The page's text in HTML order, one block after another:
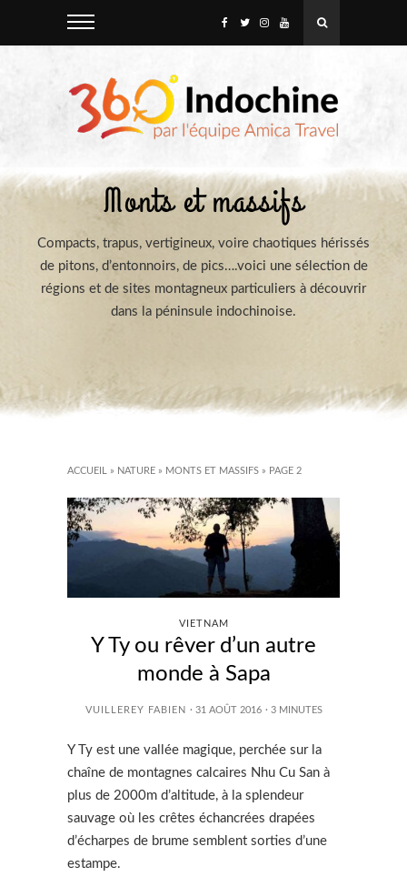
Monts et massifs
Compacts, trapus, vertigineux, voire chaotiques hérissés
de pitons, d’entonnoirs, de pics….voici une sélection de
régions et de sites montagneux particuliers à découvrir
dans la péninsule indochinoise.
ACCUEIL » NATURE » MONTS ET MASSIFS » PAGE 2
VIETNAM
Y Ty ou rêver d’un autre
monde à Sapa
VUILLEREY FABIEN · 31 AOÛT 2016 · 3 MINUTES
Y Ty est une vallée magique, perchée sur la
chaîne de montagnes calcaires Nhu Cu San à
plus de 2000m d’altitude, à la splendeur
sauvage où les crêtes échancrées drapées
d’écharpes de brume semblent sorties d’une
estampe.